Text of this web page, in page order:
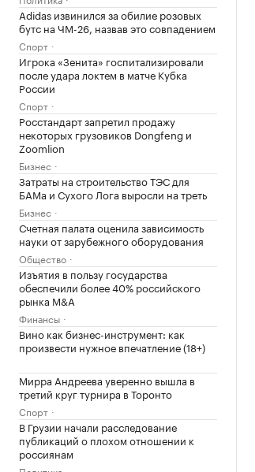
Adidas извинился за обилие розовых
бутс на ЧМ-26, назвав это совпадением
Спорт
Игрока «Зенита» госпитализировали
после удара локтем в матче Кубка
России
Спорт
Росстандарт запретил продажу
некоторых грузовиков Dongfeng и
Zoomlion
Бизнес
Затраты на строительство ТЭС для
БАМа и Сухого Лога выросли на треть
Бизнес
Счетная палата оценила зависимость
науки от зарубежного оборудования
Общество
Изъятия в пользу государства
обеспечили более 40% российского
рынка M&A
Финансы
Вино как бизнес-инструмент: как
произвести нужное впечатление (18+)
Мирра Андреева уверенно вышла в
третий круг турнира в Торонто
Спорт
В Грузии начали расследование
публикаций о плохом отношении к
россиянам